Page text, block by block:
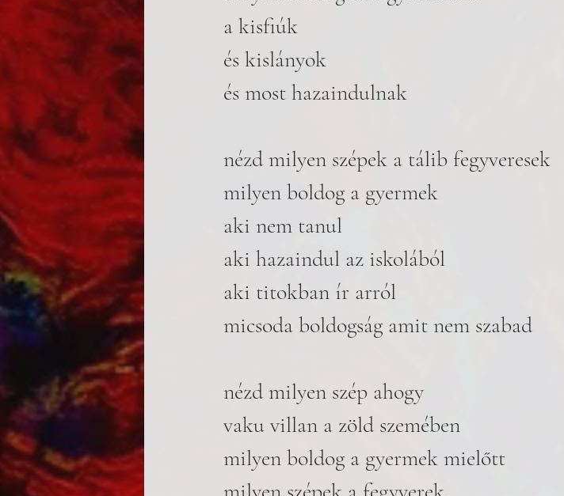
a kisfiúk
és kislányok
és most hazaindulnak
nézd milyen szépek a tálib fegyveresek
milyen boldog a gyermek
aki nem tanul
aki hazaindul az iskolából
aki titokban ír arról
micsoda boldogság amit nem szabad
nézd milyen szép ahogy
vaku villan a zöld szemében
milyen boldog a gyermek mielőtt